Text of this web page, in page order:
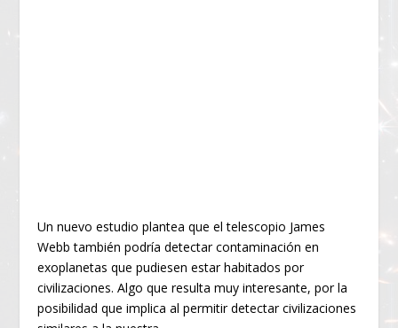
Un nuevo estudio plantea que el telescopio James
Webb también podría detectar contaminación en
exoplanetas que pudiesen estar habitados por
civilizaciones. Algo que resulta muy interesante, por la
posibilidad que implica al permitir detectar civilizaciones